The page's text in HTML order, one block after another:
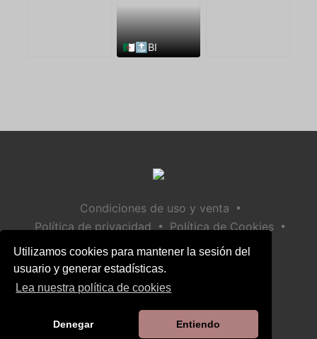
Utilizamos cookies para mantener la sesión del
usuario y generar estadísticas.
Lea nuestra política de cookies
Denegar Entiendo
🇩🇿🔝BI
Condiciones de uso y venta •
Política de privacidad • Política de Cookies •
Política de seguridad infantil
Ayuda / Contactar